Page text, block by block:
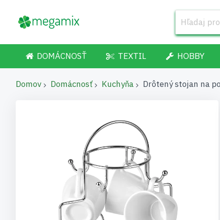
DOMÁCNOSŤ TEXTIL HOBBY
Domov Domácnosť Kuchyňa Drôtený stojan na